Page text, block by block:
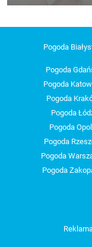
Pogoda
Pogoda
Pogoda
Pogoda
Pogoda
Pogoda
Pogoda
Pogoda
Pogoda